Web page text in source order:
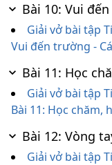
Bài 10: Vui
Giải vở bài tập
Vui đến trường -
Bài 11: Học
Giải vở bài tập
Bài 11: Học chăm,
Bài 12: Vòng
Giải vở bài tập